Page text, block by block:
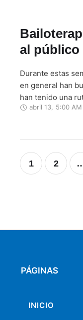
al público
Durante estas
en general han
han tenido una
instituciones se
abril 13, 5:00 AM
1 2
PÁGINAS
INICIO